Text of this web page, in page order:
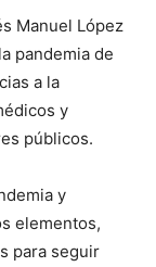
Manuel López
pandemia de
a la
y
públicos.
y
elementos,
para seguir